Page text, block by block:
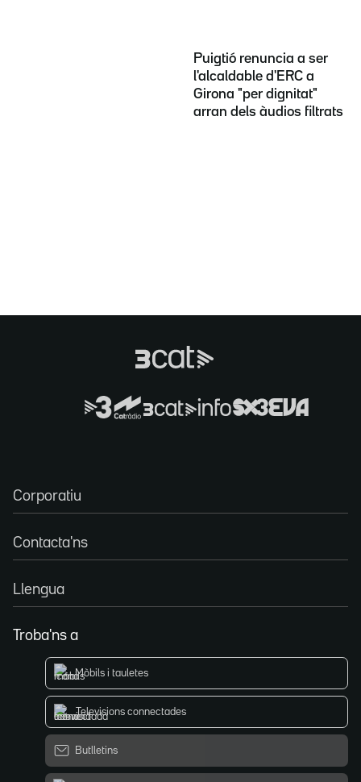
Puigtió renuncia a ser
l'alcaldable d'ERC a
Girona "per dignitat"
arran dels àudios filtrats
Corporatiu
Contacta'ns
Llengua
Troba'ns a
Mòbils i tauletes
Televisions connectades
Butlletins